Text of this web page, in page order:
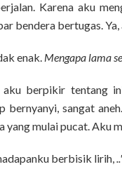
Karena aku
bendera bertugas.
enak. Mengapa lama
berpikir tentang
bernyanyi, sangat
mulai pucat. Aku
berbisik lirih,